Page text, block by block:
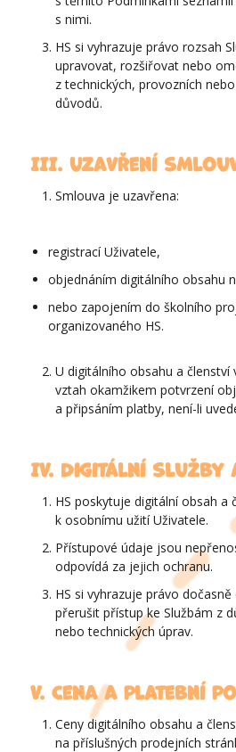
s nimi.
HS si vyhrazuje právo rozsah
upravovat, rozšiřovat nebo
z technických, provozních
důvodů.
III. Uzavření
Smlouva je uzavřena:
registrací Uživatele,
objednáním digitálního obsahu
nebo zapojením do školního
organizovaného HS.
U digitálního obsahu a členství
vztah okamžikem potvrzení
a připsáním platby, není-li
IV. Digitální služby
HS poskytuje digitální obsah a
k osobnímu užití Uživatele.
Přístupové údaje jsou
odpovídá za jejich ochranu.
HS si vyhrazuje právo
přerušit přístup ke Službám z
nebo technických úprav.
V. Cena a platební
Ceny digitálního obsahu a
na příslušných prodejních